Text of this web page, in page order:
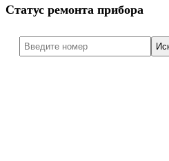
Статус ремонта прибора